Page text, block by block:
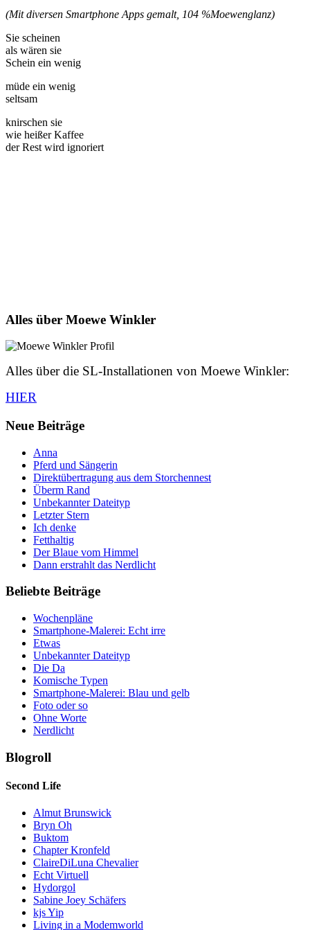
(Mit diversen Smartphone Apps gemalt, 104 %Moewenglanz)
Sie scheinen
als wären sie
Schein ein wenig
müde ein wenig
seltsam
knirschen sie
wie heißer Kaffee
der Rest wird ignoriert
Alles über Moewe Winkler
Alles über die SL-Installationen von Moewe Winkler:
HIER
Neue Beiträge
Anna
Pferd und Sängerin
Direktübertragung aus dem Storchennest
Überm Rand
Unbekannter Dateityp
Letzter Stern
Ich denke
Fetthaltig
Der Blaue vom Himmel
Dann erstrahlt das Nerdlicht
Beliebte Beiträge
Wochenpläne
Smartphone-Malerei: Echt irre
Etwas
Unbekannter Dateityp
Die Da
Komische Typen
Smartphone-Malerei: Blau und gelb
Foto oder so
Ohne Worte
Nerdlicht
Blogroll
Second Life
Almut Brunswick
Bryn Oh
Buktom
Chapter Kronfeld
ClaireDiLuna Chevalier
Echt Virtuell
Hydorgol
Sabine Joey Schäfers
kjs Yip
Living in a Modemworld